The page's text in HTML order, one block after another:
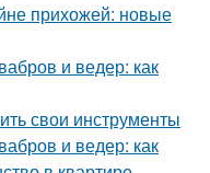
прихожей: новые
и ведер: как
свои инструменты
и ведер: как